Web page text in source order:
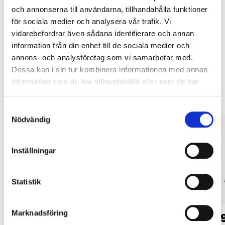
och annonserna till användarna, tillhandahålla funktioner
för sociala medier och analysera vår trafik. Vi
vidarebefordrar även sådana identifierare och annan
information från din enhet till de sociala medier och
annons- och analysföretag som vi samarbetar med.
Dessa kan i sin tur kombinera informationen med annan
information som du har tillhandahållit eller som de har
Nödvändig
Inställningar
Statistik
Marknadsföring
Köp & Hämta i ditt varuhus inom 2 timmar! För mer information om
tjänsten och våra villkor.
LÄS MER
Andra kunder köpte också
149:-